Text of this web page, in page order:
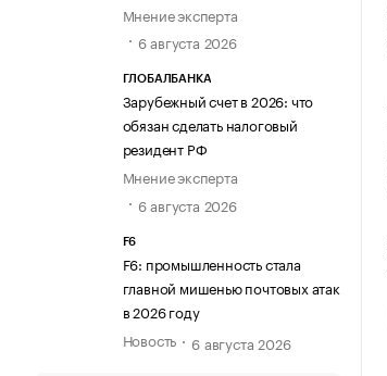
Мнение эксперта
6 августа 2026
ГЛОБАЛБАНКА
Зарубежный счет в 2026: что
обязан сделать налоговый
резидент РФ
Мнение эксперта
6 августа 2026
F6
F6: промышленность стала
главной мишенью почтовых атак
в 2026 году
Новость
6 августа 2026